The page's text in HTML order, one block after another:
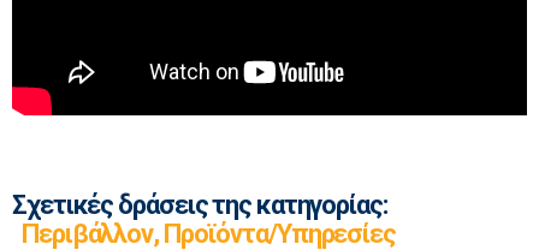
Σχετικές δράσεις της κατηγορίας:
Περιβάλλον, Προϊόντα/Υπηρεσίες